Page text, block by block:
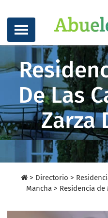
De Las
Zarza
> Directorio >
Mancha > Residencia de